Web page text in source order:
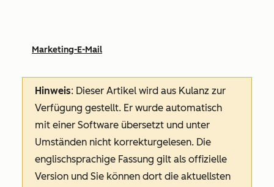
Marketing-E-Mail
Hinweis: Dieser Artikel wird aus Kulanz zur
Verfügung gestellt. Er wurde automatisch
mit einer Software übersetzt und unter
Umständen nicht korrekturgelesen. Die
englischsprachige Fassung gilt als offizielle
Version und Sie können dort die aktuellsten